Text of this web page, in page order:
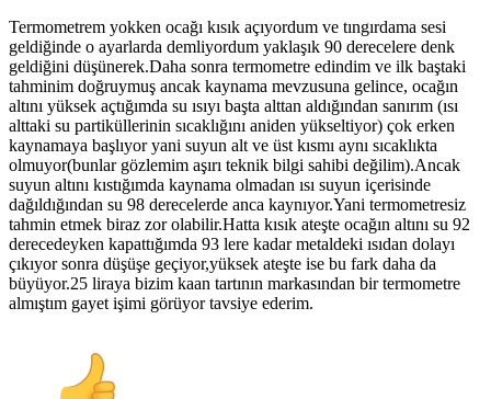
Termometrem yokken ocağı kısık açıyordum ve tıngırdama sesi
geldiğinde o ayarlarda demliyordum yaklaşık 90 derecelere denk
geldiğini düşünerek.Daha sonra termometre edindim ve ilk baştaki
tahminim doğruymuş ancak kaynama mevzusuna gelince, ocağın
altını yüksek açtığımda su ısıyı başta alttan aldığından sanırım (ısı
alttaki su partiküllerinin sıcaklığını aniden yükseltiyor) çok erken
kaynamaya başlıyor yani suyun alt ve üst kısmı aynı sıcaklıkta
olmuyor(bunlar gözlemim aşırı teknik bilgi sahibi değilim).Ancak
suyun altını kıstığımda kaynama olmadan ısı suyun içerisinde
dağıldığından su 98 derecelerde anca kaynıyor.Yani termometresiz
tahmin etmek biraz zor olabilir.Hatta kısık ateşte ocağın altını su 92
derecedeyken kapattığımda 93 lere kadar metaldeki ısıdan dolayı
çıkıyor sonra düşüşe geçiyor,yüksek ateşte ise bu fark daha da
büyüyor.25 liraya bizim kaan tartının markasından bir termometre
almıştım gayet işimi görüyor tavsiye ederim.